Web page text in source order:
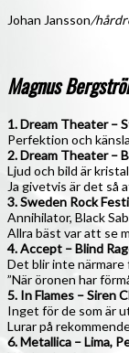
Johan Jansson/
Magnus
1. Dream Theater –
Perfektion och
2. Dream Theater –
Ljud och bild är
Ja givetvis är det så
3. Sweden Rock
Annihilator, Black
Allra bäst var att se
4. Accept – Blind
Det blir inte närmare
”När öronen har
5. In Flames – Siren
Inget för de som är
Lurar på
6. Metallica – Lima,